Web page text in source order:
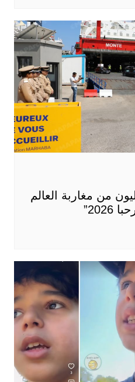
أزيد من 2,7 مليون من مغاربة العالم